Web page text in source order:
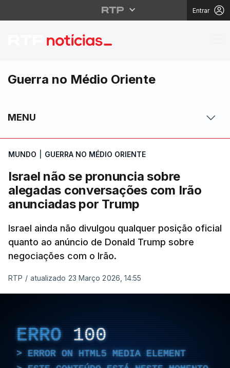
Entrar
Israel não se
Guerra no Médio Oriente
MENU
MUNDO GUERRA NO MÉDIO ORIENTE
Israel não se pronuncia sobre
alegadas conversações com Irão
anunciadas por Trump
Israel ainda não divulgou qualquer posição oficial
quanto ao anúncio de Donald Trump sobre
negociações com o Irão.
RTP / atualizado 23 Março 2026, 14:55
ERRO 100
ERROR ON HTML5 MEDIA ELEMENT